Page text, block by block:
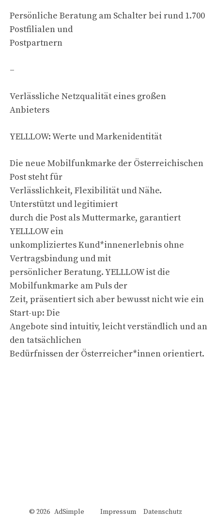
Persönliche Beratung am Schalter bei rund 1.700
Postfilialen und
Postpartnern
–
Verlässliche Netzqualität eines großen
Anbieters
YELLLOW: Werte und Markenidentität
Die neue Mobilfunkmarke der Österreichischen
Post steht für
Verlässlichkeit, Flexibilität und Nähe.
Unterstützt und legitimiert
durch die Post als Muttermarke, garantiert
YELLLOW ein
unkompliziertes Kund*innenerlebnis ohne
Vertragsbindung und mit
persönlicher Beratung. YELLLOW ist die
Mobilfunkmarke am Puls der
Zeit, präsentiert sich aber bewusst nicht wie ein
Start-up: Die
Angebote sind intuitiv, leicht verständlich und an
den tatsächlichen
Bedürfnissen der Österreicher*innen orientiert.
© 2026 AdSimple Impressum Datenschutz